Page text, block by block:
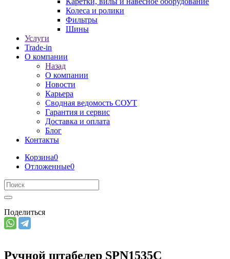
Колеса и ролики
Фильтры
Шины
Услуги
Trade-in
О компании
Назад
О компании
Новости
Карьера
Сводная ведомость СОУТ
Гарантия и сервис
Доставка и оплата
Блог
Контакты
Корзина0
Отложенные0
Поделиться
Ручной штабелер SPN1535C